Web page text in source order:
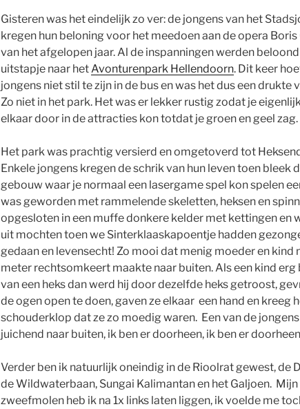
Gisteren was het eindelijk zo ver: de jongens van het
kregen hun beloning voor het meedoen aan de opera
van het afgelopen jaar. Al de inspanningen werden
uitstapje naar het Avonturenpark Hellendoorn. Dit keer
jongens niet stil te zijn in de bus en was het dus een drukte
Zo niet in het park. Het was er lekker rustig zodat je
elkaar door in de attracties kon totdat je groen en geel zag.
Het park was prachtig versierd en omgetoverd tot
Enkele jongens kregen de schrik van hun leven toen bleek
gebouw waar je normaal een lasergame spel kon spelen
was geworden met rammelende skeletten, heksen en
opgesloten in een muffe donkere kelder met kettingen en
uit mochten toen we Sinterklaaskapoentje hadden
gedaan en levensecht! Zo mooi dat menig moeder en kind
meter rechtsomkeert maakte naar buiten. Als een kind erg
van een heks dan werd hij door dezelfde heks getroost,
de ogen open te doen, gaven ze elkaar een hand en kreeg
schouderklop dat ze zo moedig waren. Een van de
juichend naar buiten, ik ben er doorheen, ik ben er
Verder ben ik natuurlijk oneindig in de Rioolrat gewest, de
de Wildwaterbaan, Sungai Kalimantan en het Galjoen.
zweefmolen heb ik na 1x links laten liggen, ik voelde me